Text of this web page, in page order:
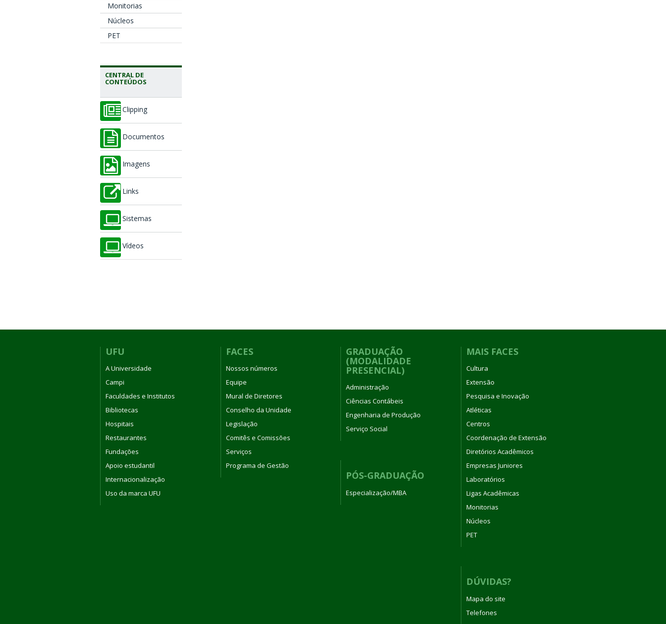
Monitorias
Núcleos
PET
CENTRAL DE
CONTEÚDOS
Clipping
Documentos
Imagens
Links
Sistemas
Vídeos
UFU
A Universidade
Campi
Faculdades e Institutos
Bibliotecas
Hospitais
Restaurantes
Fundações
Apoio estudantil
Internacionalização
Uso da marca UFU
FACES
Nossos números
Equipe
Mural de Diretores
Conselho da Unidade
Legislação
Comitês e Comissões
Serviços
Programa de Gestão
GRADUAÇÃO
(MODALIDADE
PRESENCIAL)
Administração
Ciências Contábeis
Engenharia de Produção
Serviço Social
PÓS-GRADUAÇÃO
Especialização/MBA
MAIS FACES
Cultura
Extensão
Pesquisa e Inovação
Atléticas
Centros
Coordenação de Extensão
Diretórios Acadêmicos
Empresas Juniores
Laboratórios
Ligas Acadêmicas
Monitorias
Núcleos
PET
DÚVIDAS?
Mapa do site
Telefones